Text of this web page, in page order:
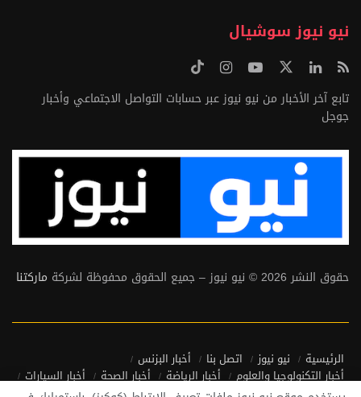
نيو نيوز سوشيال
تابع آخر الأخبار من نيو نيوز عبر حسابات التواصل الاجتماعي وأخبار
جوجل
حقوق النشر 2026 © نيو نيوز – جميع الحقوق محفوظة لشركة ماركتنا
الرئيسية نيو نيوز اتصل بنا
أخبار البزنس
أخبار التكنولوجيا والعلوم
أخبار الرياضة أخبار الصحة
أخبار السيارات
أخبار منوعة
أخبار من حول العالم